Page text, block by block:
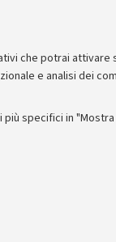
che potrai attivare
e analisi dei
specifici in